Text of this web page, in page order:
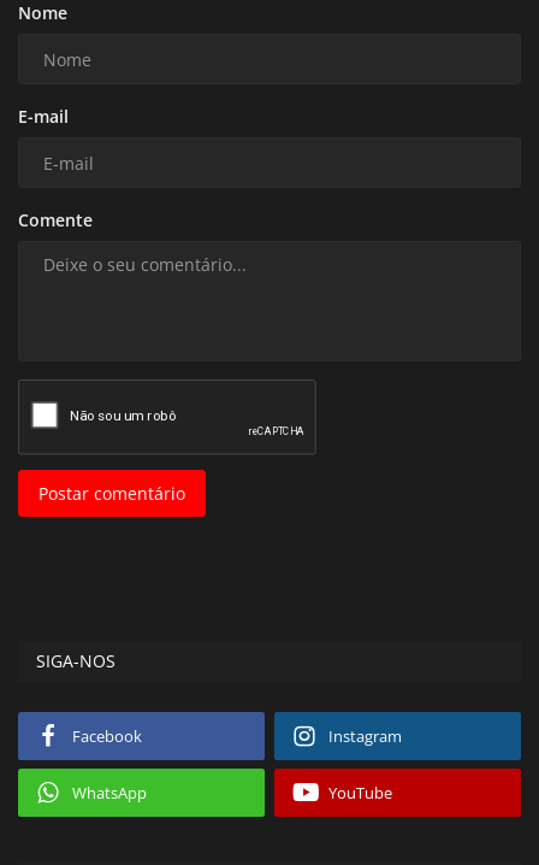
Nome
E-mail
Comente
Postar comentário
SIGA-NOS
Facebook Instagram
WhatsApp YouTube